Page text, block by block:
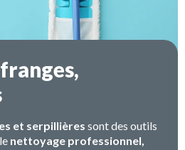
et serpillières sont des outils
nettoyage professionnel,